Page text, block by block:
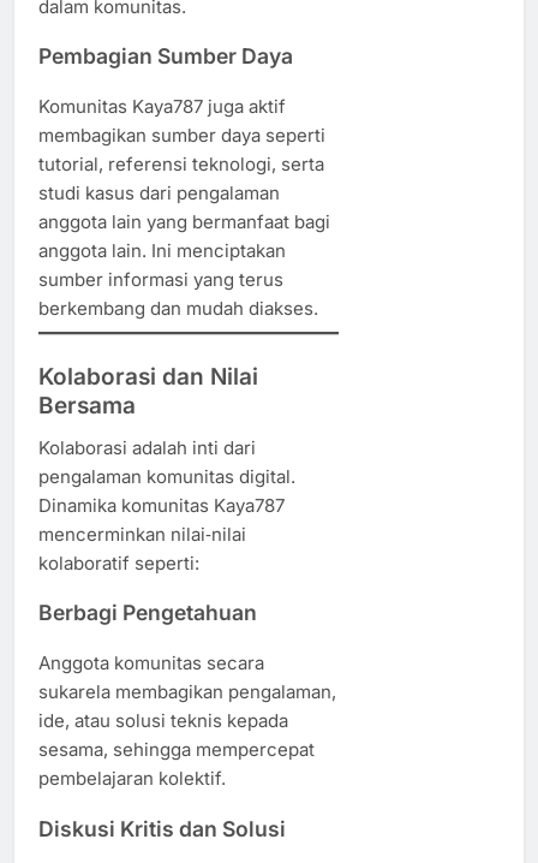
dalam komunitas.
Pembagian Sumber Daya
Komunitas Kaya787 juga aktif
membagikan sumber daya seperti
tutorial, referensi teknologi, serta
studi kasus dari pengalaman
anggota lain yang bermanfaat bagi
anggota lain. Ini menciptakan
sumber informasi yang terus
berkembang dan mudah diakses.
Kolaborasi dan Nilai
Bersama
Kolaborasi adalah inti dari
pengalaman komunitas digital.
Dinamika komunitas Kaya787
mencerminkan nilai‑nilai
kolaboratif seperti:
Berbagi Pengetahuan
Anggota komunitas secara
sukarela membagikan pengalaman,
ide, atau solusi teknis kepada
sesama, sehingga mempercepat
pembelajaran kolektif.
Diskusi Kritis dan Solusi